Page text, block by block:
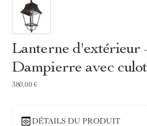
Lanterne d'extérieur
Dampierre avec culot
380,00 €
DÉTAILS DU PRODUIT